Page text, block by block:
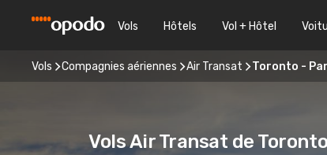
Vols Hôtels Vol + Hôtel
Vols Compagnies aériennes Air Transat Toronto -
Vols Air Transat de